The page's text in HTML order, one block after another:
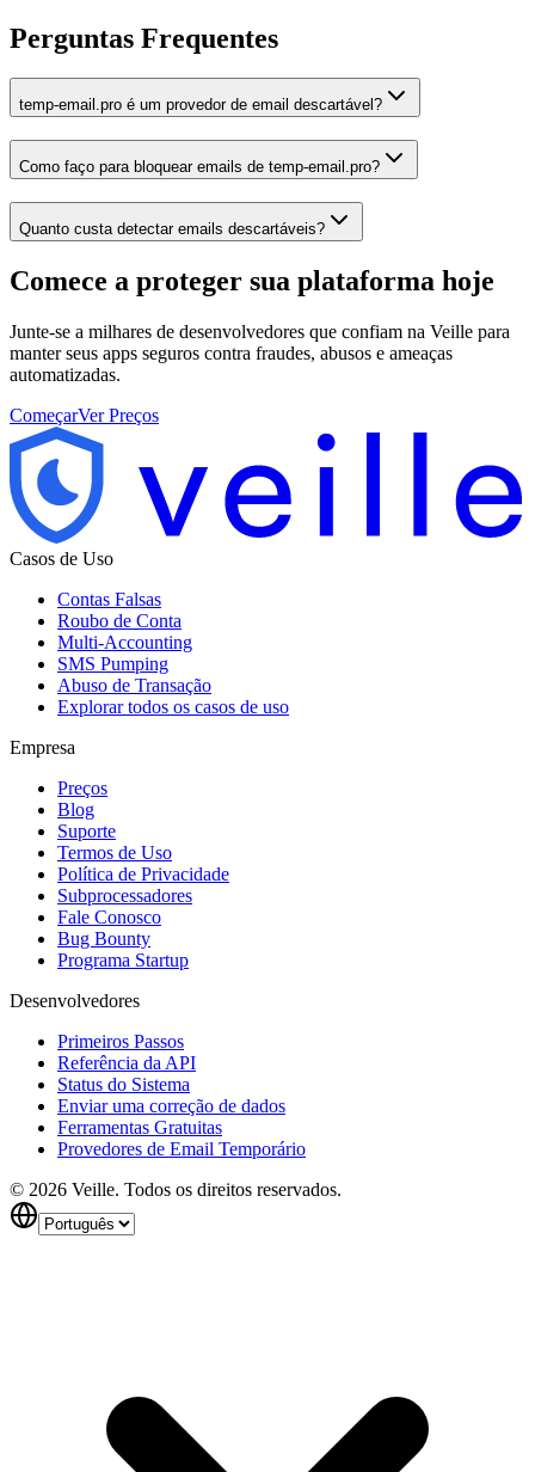
Perguntas Frequentes
temp-email.pro é um provedor de email descartável?
Como faço para bloquear emails de temp-email.pro?
Quanto custa detectar emails descartáveis?
Comece a proteger sua plataforma hoje
Junte-se a milhares de desenvolvedores que confiam na Veille para
manter seus apps seguros contra fraudes, abusos e ameaças
automatizadas.
ComeçarVer Preços
Casos de Uso
Contas Falsas
Roubo de Conta
Multi-Accounting
SMS Pumping
Abuso de Transação
Explorar todos os casos de uso
Empresa
Preços
Blog
Suporte
Termos de Uso
Política de Privacidade
Subprocessadores
Fale Conosco
Bug Bounty
Programa Startup
Desenvolvedores
Primeiros Passos
Referência da API
Status do Sistema
Enviar uma correção de dados
Ferramentas Gratuitas
Provedores de Email Temporário
© 2026 Veille. Todos os direitos reservados.